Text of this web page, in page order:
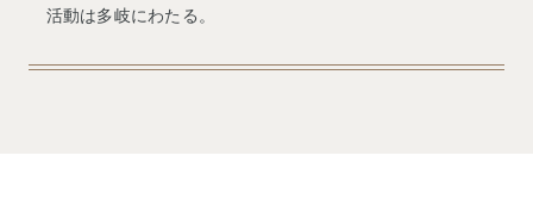
活動は多岐にわたる。